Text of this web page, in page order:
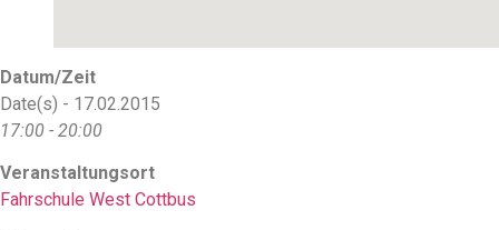
Datum/Zeit
Date(s) - 17.02.2015
17:00 - 20:00
Veranstaltungsort
Fahrschule West Cottbus